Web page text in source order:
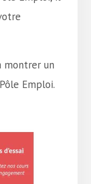
montrer un
Emploi.